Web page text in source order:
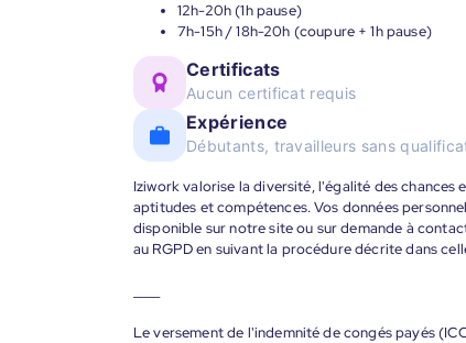
12h-20h (1h pause)
7h-15h / 18h-20h (coupure + 1h pause)
Certificats
Aucun certificat requis
Expérience
Débutants, travailleurs sans
Iziwork valorise la diversité, l'égalité des
aptitudes et compétences. Vos données
disponible sur notre site ou sur demande à
au RGPD en suivant la procédure décrite dans
Le versement de l'indemnité de congés payés